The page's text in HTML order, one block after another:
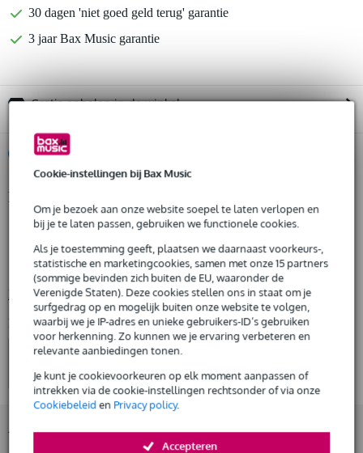
Cookie-instellingen bij Bax Music
Om je bezoek aan onze website soepel te laten verlopen en
bij je te laten passen, gebruiken we functionele cookies.
Als je toestemming geeft, plaatsen we daarnaast voorkeurs-,
statistische en marketingcookies, samen met onze 15 partners
(sommige bevinden zich buiten de EU, waaronder de
Verenigde Staten). Deze cookies stellen ons in staat om je
surfgedrag op en mogelijk buiten onze website te volgen,
waarbij we je IP-adres en unieke gebruikers-ID’s gebruiken
voor herkenning. Zo kunnen we je ervaring verbeteren en
relevante aanbiedingen tonen.
Je kunt je cookievoorkeuren op elk moment aanpassen of
intrekken via de cookie-instellingen rechtsonder of via onze
Cookiebeleiden Privacy policy.
Accepteren
30 dagen 'niet goed geld terug' garantie
3 jaar Bax Music garantie
Gratis ophalen in de winkel
Huur dit product
Huur dit product al vanaf 67 euro per maand
Huur meerdere producten tegelijk: min. € 300,- en max.
€ 2.500,-
Gratisthuisbezorgd of op te halen in de winkel
Al na 4 maanden maandelijks opzegbaar
De mogelijkheid om je product(en) met korting te kopen
Snelle vervanging door Bax Music bij een defect
Huur dit product
Productinformatie
Bose Sub1
actieve bass module
laagste frequentie: 40 Hz
Bekijk alle productspecificaties
Bekijk ook eens (4)